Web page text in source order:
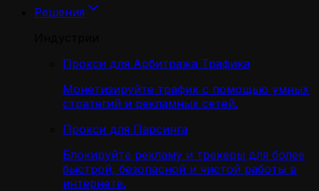
Решения
Прокси для Арбитража Трафика
Монетизируйте трафик с помощью умных
стратегий и рекламных сетей.
Прокси для Парсинга
Блокируйте рекламу и трекеры для более
быстрой, безопасной и чистой работы в
интернете.